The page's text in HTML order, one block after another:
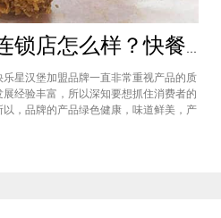
快乐星汉堡加盟连锁店怎么样？快餐店中产品口味如何？
星汉堡加盟品牌一直非常重视产品的质
经验丰富，所以深知要想抓住消费者的
，品牌的产品绿色健康，味道鲜美，产
汉堡品牌加盟费多少钱？快乐星汉堡加